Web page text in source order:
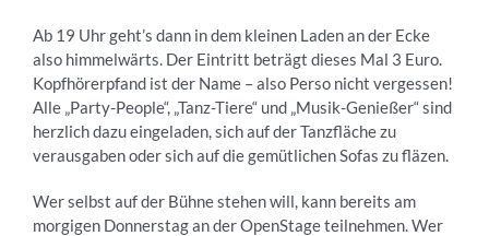
Ab 19 Uhr geht’s dann in dem kleinen Laden an der Ecke
also himmelwärts. Der Eintritt beträgt dieses Mal 3 Euro.
Kopfhörerpfand ist der Name – also Perso nicht vergessen!
Alle „Party-People“, „Tanz-Tiere“ und „Musik-Genießer“ sind
herzlich dazu eingeladen, sich auf der Tanzfläche zu
verausgaben oder sich auf die gemütlichen Sofas zu fläzen.
Wer selbst auf der Bühne stehen will, kann bereits am
morgigen Donnerstag an der OpenStage teilnehmen. Wer